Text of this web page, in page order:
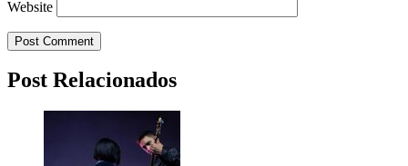
Website
Post Relacionados